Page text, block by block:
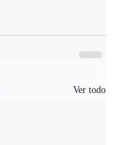
Ver todo